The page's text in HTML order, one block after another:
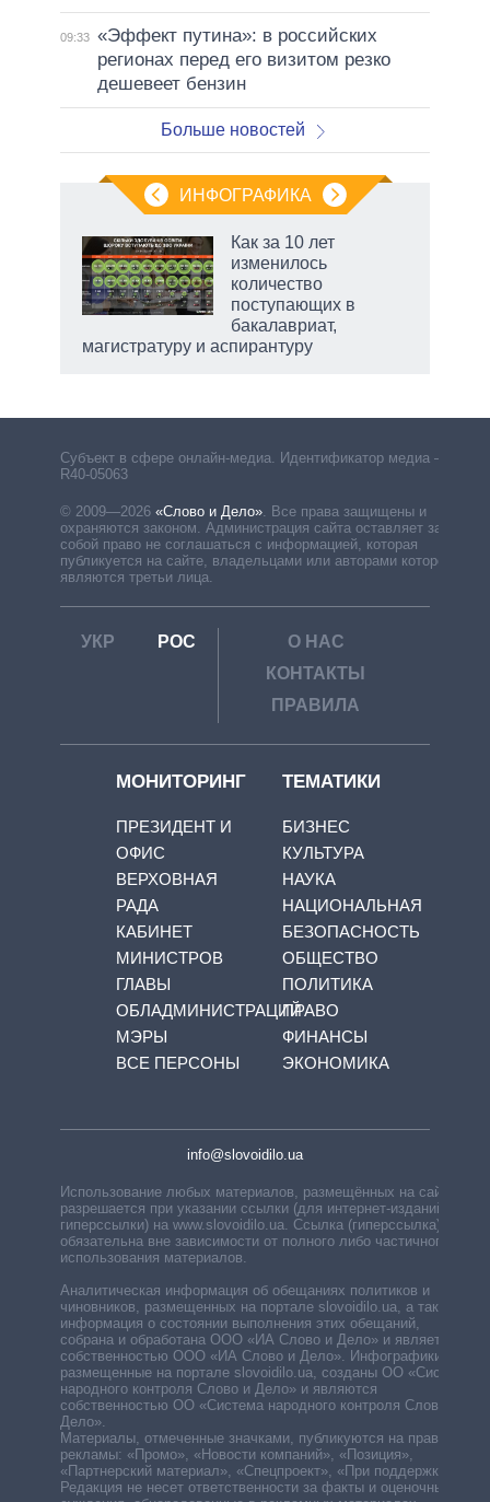
09:33 «Эффект путина»: в российских
регионах перед его визитом резко
дешевеет бензин
Больше новостей
ИНФОГРАФИКА
Как за 10 лет
изменилось
количество
поступающих в
бакалавриат,
магистратуру и аспирантуру
Субъект в сфере онлайн-медиа. Идентификатор медиа –
R40-05063
© 2009—2026 «Слово и Дело»
Все права защищены и
охраняются законом. Администрация сайта оставляет за
собой право не соглашаться с информацией, которая
публикуется на сайте, владельцами или авторами которой
являются третьи лица.
УКР РОС
О НАС
КОНТАКТЫ
ПРАВИЛА
МОНИТОРИНГ
ПРЕЗИДЕНТ И
ОФИС
ВЕРХОВНАЯ
РАДА
КАБИНЕТ
МИНИСТРОВ
ГЛАВЫ
ОБЛАДМИНИСТРАЦИЙ
МЭРЫ
ВСЕ ПЕРСОНЫ
ТЕМАТИКИ
БИЗНЕС
КУЛЬТУРА
НАУКА
НАЦИОНАЛЬНАЯ
БЕЗОПАСНОСТЬ
ОБЩЕСТВО
ПОЛИТИКА
ПРАВО
ФИНАНСЫ
ЭКОНОМИКА
info@slovoidilo.ua
Использование любых материалов, размещённых на сайте,
разрешается при указании ссылки (для интернет-изданий —
гиперссылки) на www.slovoidilo.ua. Ссылка (гиперссылка)
обязательна вне зависимости от полного либо частичного
использования материалов.
Аналитическая информация об обещаниях политиков и
чиновников, размещенных на портале slovoidilo.ua, а также
информация о состоянии выполнения этих обещаний,
собрана и обработана ООО «ИА Слово и Дело» и является
собственностью ООО «ИА Слово и Дело». Инфографики,
размещенные на портале slovoidilo.ua, созданы ОО «Система
народного контроля Слово и Дело» и являются
собственностью ОО «Система народного контроля Слово и
Дело».
Материалы, отмеченные значками, публикуются на правах
рекламы: «Промо», «Новости компаний», «Позиция»,
«Партнерский материал», «Спецпроект», «При поддержке».
Редакция не несет ответственности за факты и оценочные